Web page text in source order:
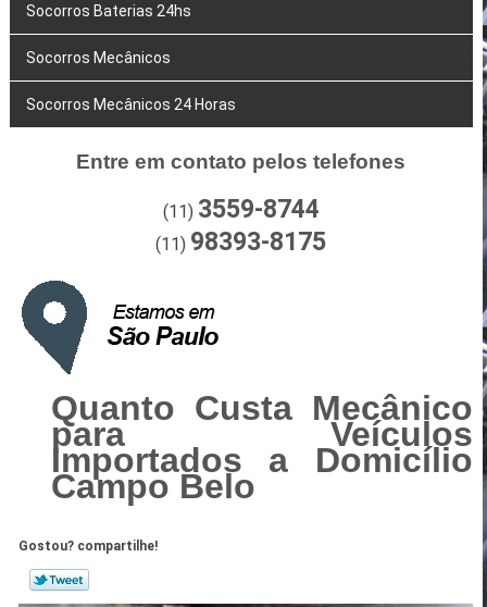
Socorros Baterias 24hs
Socorros Mecânicos
Socorros Mecânicos 24 Horas
Entre em contato pelos telefones
(11) 3559-8744
(11) 98393-8175
Quanto Custa Mecânico
para Veículos
Importados a Domicílio
Campo Belo
Gostou? compartilhe!